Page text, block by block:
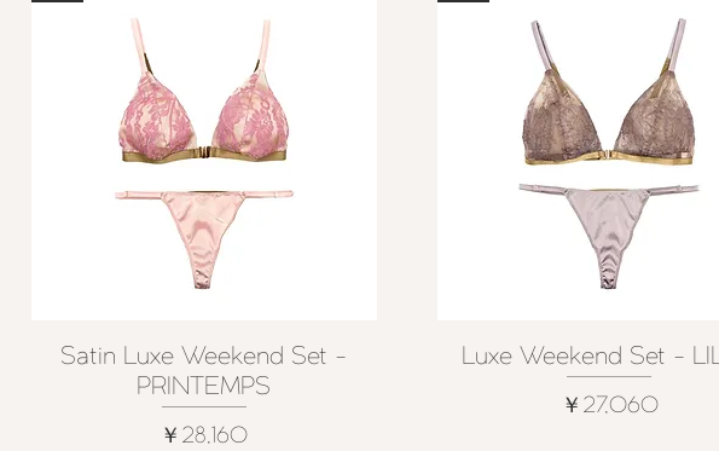
クイックビュー
Satin Luxe Weekend Set -
PRINTEMPS
価格
￥28,160
クイックビュー
Luxe Weekend Set -
価格
￥27,060